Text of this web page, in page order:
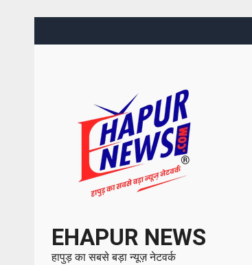
EHAPUR NEWS
हापुड़ का सबसे बड़ा न्यूज़ नेटवर्क